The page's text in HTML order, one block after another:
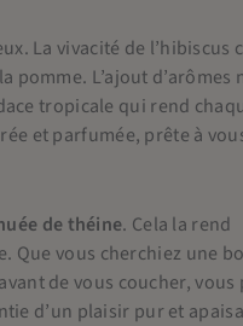
La vivacité de l’hibiscus
L’ajout
tropicale qui rend
et parfumée, prête à
de théine. Cela la rend
Que vous cherchiez une
de vous coucher, vous
d’un plaisir pur et